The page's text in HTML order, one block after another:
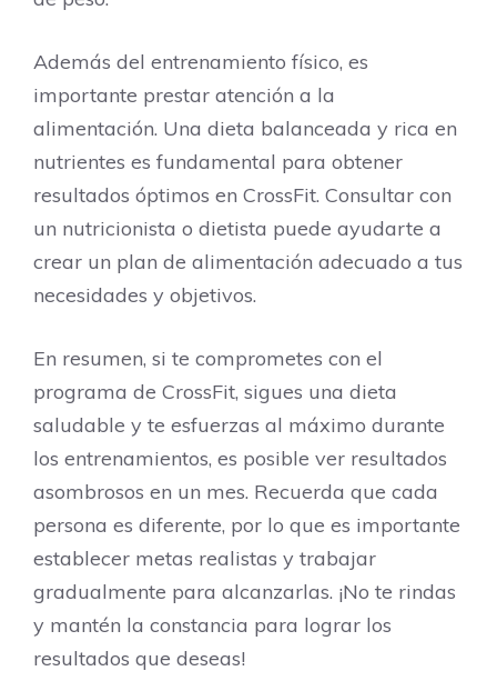
Además del entrenamiento físico, es
importante prestar atención a la
alimentación. Una dieta balanceada y rica en
nutrientes es fundamental para obtener
resultados óptimos en CrossFit. Consultar con
un nutricionista o dietista puede ayudarte a
crear un plan de alimentación adecuado a tus
necesidades y objetivos.
En resumen, si te comprometes con el
programa de CrossFit, sigues una dieta
saludable y te esfuerzas al máximo durante
los entrenamientos, es posible ver resultados
asombrosos en un mes. Recuerda que cada
persona es diferente, por lo que es importante
establecer metas realistas y trabajar
gradualmente para alcanzarlas. ¡No te rindas
y mantén la constancia para lograr los
resultados que deseas!